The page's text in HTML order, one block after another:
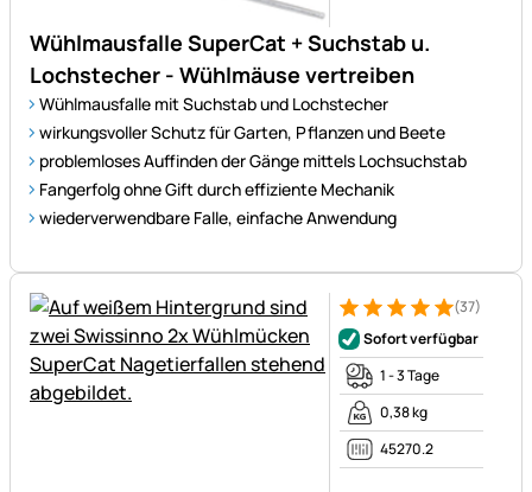
Wühlmausfalle SuperCat + Suchstab u.
Lochstecher - Wühlmäuse vertreiben
Wühlmausfalle mit Suchstab und Lochstecher
wirkungsvoller Schutz für Garten, Pflanzen und Beete
problemloses Auffinden der Gänge mittels Lochsuchstab
Fangerfolg ohne Gift durch effiziente Mechanik
wiederverwendbare Falle, einfache Anwendung
Bewertung: 5 von 5 (37
37 Bewertungen (37)
Sofort verfügbar
1 - 3 Tage
0,38 kg
45270.2